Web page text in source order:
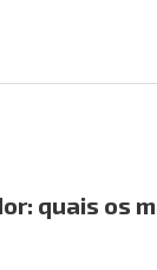
quais os